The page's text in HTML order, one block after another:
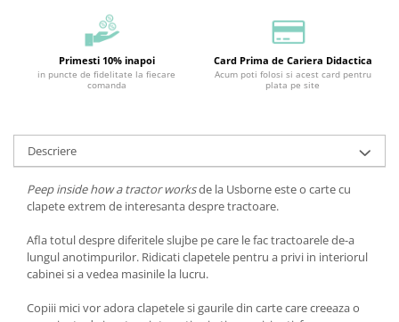
Primesti 10% inapoi
in puncte de fidelitate la fiecare
comanda
Card Prima de Cariera Didactica
Acum poti folosi si acest card pentru
plata pe site
Descriere
Peep inside how a tractor worksde la Usborne este o carte cu
clapete extrem de interesanta despre tractoare.
Afla totul despre diferitele slujbe pe care le fac tractoarele de-a
lungul anotimpurilor. Ridicati clapetele pentru a privi in interiorul
cabinei si a vedea masinile la lucru.
Copiii mici vor adora clapetele si gaurile din carte care creeaza o